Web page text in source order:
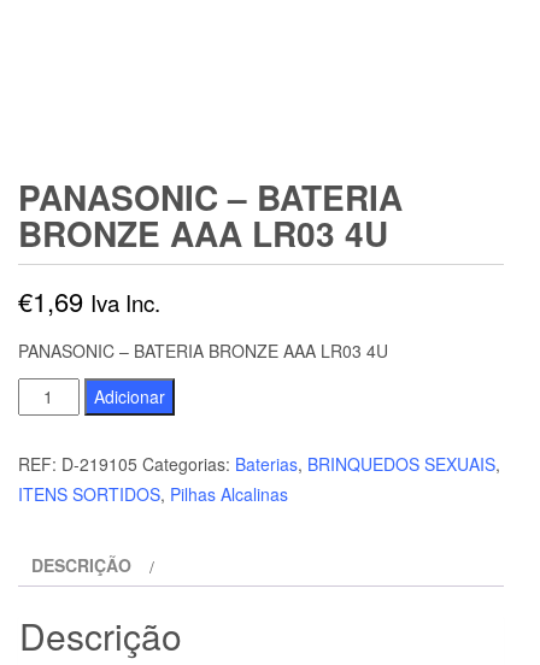
PANASONIC – BATERIA
BRONZE AAA LR03 4U
€1,69 Iva Inc.
PANASONIC – BATERIA BRONZE AAA LR03 4U
Quantidade
de
PANASONIC
-
AAA
4U
Adicionar
REF: D-219105 Categorias: Baterias, BRINQUEDOS SEXUAIS,
ITENS SORTIDOS, Pilhas Alcalinas
DESCRIÇÃO
Descrição